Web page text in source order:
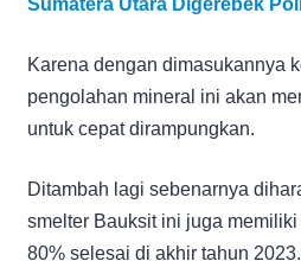
Karena dengan dimasukannya
pengolahan mineral ini akan
untuk cepat dirampungkan.
Ditambah lagi sebenarnya
smelter Bauksit ini juga
80% selesai di akhir tahun 2023.